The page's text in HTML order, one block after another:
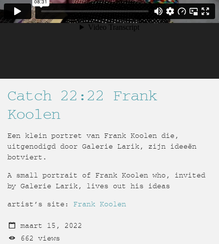
Catch 22:22 Frank
Koolen
Een klein portret van Frank Koolen die,
uitgenodigd door Galerie Larik, zijn ideeën
botviert.
A small portrait of Frank Koolen who, invited
by Galerie Larik, lives out his ideas
artist’s site: Frank Koolen
maart 15, 2022
662 views